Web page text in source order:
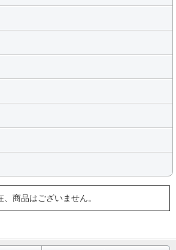
、商品はございません。